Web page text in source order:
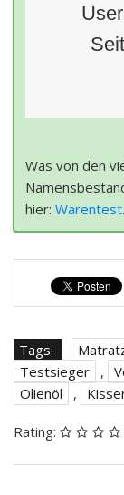
Was von den
hier: Warentest.
Tags:
Testsieger
,
Olienöl
,
Rating: